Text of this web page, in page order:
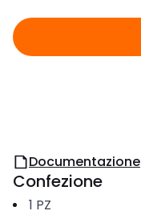
Documentazione
Confezione
1 PZ